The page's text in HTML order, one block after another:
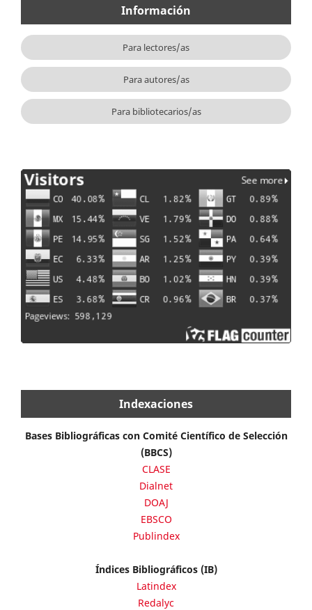
Información
Para lectores/as
Para autores/as
Para bibliotecarios/as
Indexaciones
Bases Bibliográficas con Comité Científico de Selección
(BBCS)
CLASE
Dialnet
DOAJ
EBSCO
Publindex
Índices Bibliográficos (IB)
Latindex
Redalyc